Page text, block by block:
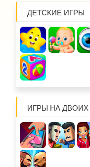
ДЕТСКИЕ ИГРЫ
ИГРЫ НА ДВОИХ